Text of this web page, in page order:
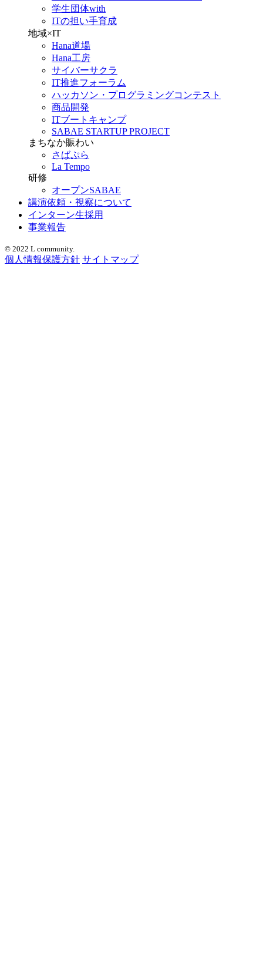
学生団体with
ITの担い手育成
地域×IT
Hana道場
Hana工房
サイバーサクラ
IT推進フォーラム
ハッカソン・プログラミングコンテスト
商品開発
ITブートキャンプ
SABAE STARTUP PROJECT
まちなか賑わい
さばぷら
La Tempo
研修
オープンSABAE
講演依頼・視察について
インターン生採用
事業報告
© 2022 L community.
個人情報保護方針 サイトマップ